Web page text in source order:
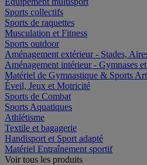
Sports collectifs
Sports de raquettes
Musculation et Fitness
Sports outdoor
Aménagement extérieur - Stades,
Aménagement intérieur - Gymnases
Matériel de Gymnastique & Sports
Éveil, Jeux et Motricité
Sports de Combat
Sports Aquatiques
Athlétisme
Textile et bagagerie
Handisport et Sport adapté
Matériel Entraînement sportif
Voir tous les produits